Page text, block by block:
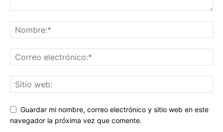
Guardar mi nombre, correo electrónico y sitio web en este
navegador la próxima vez que comente.